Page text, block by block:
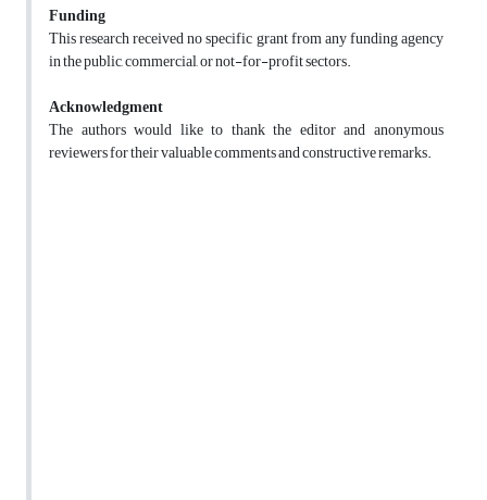
Funding
This research received no specific grant from any funding agency
in the public, commercial, or not-for-profit sectors.
Acknowledgment
The authors would like to thank the editor and anonymous
reviewers for their valuable comments and constructive remarks.